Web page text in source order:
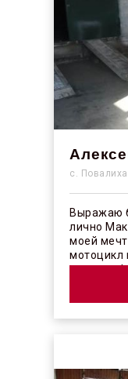
с. Повалиха
Выражаю
лично
моей
мотоцикл
отличное!